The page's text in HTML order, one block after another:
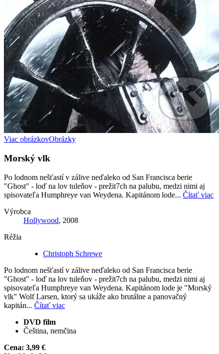
Viac obrázkovObrázky
Morský vlk
Po lodnom nešťastí v zálive neďaleko od San Francisca berie
"Ghost" - loď na lov tuleňov - prežit7ch na palubu, medzi nimi aj
spisovateľa Humphreye van Weydena. Kapitánom lode... Čítať viac
Výrobca
Hollywood, 2008
Réžia
Christoph Schrewe
Po lodnom nešťastí v zálive neďaleko od San Francisca berie
"Ghost" - loď na lov tuleňov - prežit7ch na palubu, medzi nimi aj
spisovateľa Humphreye van Weydena. Kapitánom lode je "Morský
vlk" Wolf Larsen, ktorý sa ukáže ako brutálne a panovačný
kapitán... Čítať viac
DVD film
Čeština, nemčina
Cena: 3,99 €